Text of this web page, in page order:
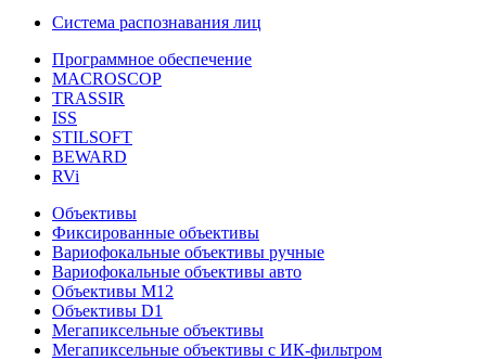
Система распознавания лиц
Программное обеспечение
MACROSCOP
TRASSIR
ISS
STILSOFT
BEWARD
RVi
Объективы
Фиксированные объективы
Вариофокальные объективы ручные
Вариофокальные объективы авто
Объективы М12
Объективы D1
Мегапиксельные объективы
Мегапиксельные объективы с ИК-фильтром